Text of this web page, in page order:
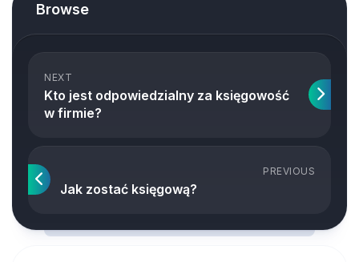
Browse
NEXT
Kto jest odpowiedzialny za księgowość
w firmie?
PREVIOUS
Jak zostać księgową?